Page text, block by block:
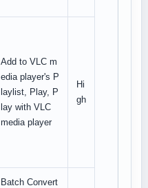
Add to VLC m
edia player's P
laylist, Play, P
lay with VLC
media player
Hi
gh
Batch Convert